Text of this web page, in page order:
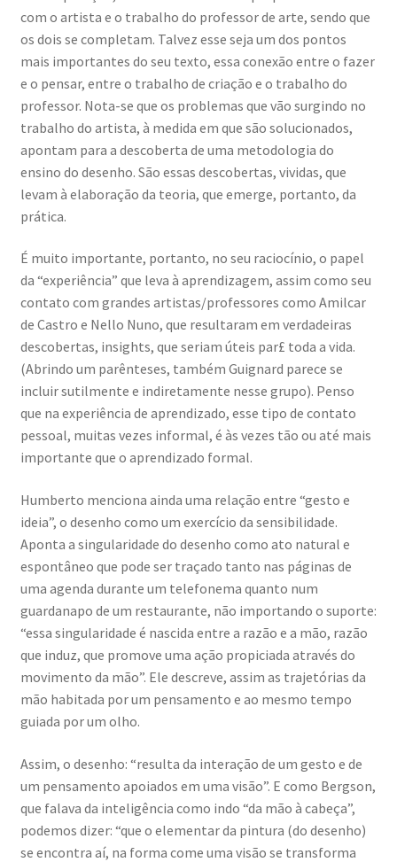
com o artista e o trabalho do professor de arte, sendo que
os dois se completam. Talvez esse seja um dos pontos
mais importantes do seu texto, essa conexão entre o fazer
e o pensar, entre o trabalho de criação e o trabalho do
professor. Nota-se que os problemas que vão surgindo no
trabalho do artista, à medida em que são solucionados,
apontam para a descoberta de uma metodologia do
ensino do desenho. São essas descobertas, vividas, que
levam à elaboração da teoria, que emerge, portanto, da
prática.
É muito importante, portanto, no seu raciocínio, o papel
da “experiência” que leva à aprendizagem, assim como seu
contato com grandes artistas/professores como Amilcar
de Castro e Nello Nuno, que resultaram em verdadeiras
descobertas, insights, que seriam úteis par£ toda a vida.
(Abrindo um parênteses, também Guignard parece se
incluir sutilmente e indiretamente nesse grupo). Penso
que na experiência de aprendizado, esse tipo de contato
pessoal, muitas vezes informal, é às vezes tão ou até mais
importante que o aprendizado formal.
Humberto menciona ainda uma relação entre “gesto e
ideia”, o desenho como um exercício da sensibilidade.
Aponta a singularidade do desenho como ato natural e
espontâneo que pode ser traçado tanto nas páginas de
uma agenda durante um telefonema quanto num
guardanapo de um restaurante, não importando o suporte:
“essa singularidade é nascida entre a razão e a mão, razão
que induz, que promove uma ação propiciada através do
movimento da mão”. Ele descreve, assim as trajetórias da
mão habitada por um pensamento e ao mesmo tempo
guiada por um olho.
Assim, o desenho: “resulta da interação de um gesto e de
um pensamento apoiados em uma visão”. E como Bergson,
que falava da inteligência como indo “da mão à cabeça”,
podemos dizer: “que o elementar da pintura (do desenho)
se encontra aí, na forma come uma visão se transforma